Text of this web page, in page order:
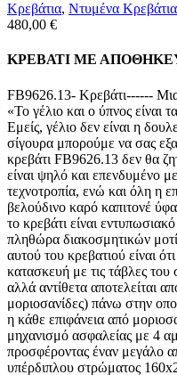
Κρεβάτια, Ντυμένα Κρεβάτια
480,00 €
ΚΡΕΒΑΤΙ ΜΕ
FB9626.13- Κρεβάτι------ Μια
«Το γέλιο και ο ύπνος
Εμείς, γέλιο δεν είναι η
σίγουρα μπορούμε να σας
κρεβάτι FB9626.13 δεν θα
είναι ψηλό και επενδυμένο
τεχνοτροπία, ενώ και όλη η
βελούδινο καρό καπιτονέ
το κρεβάτι είναι
πληθώρα διακοσμητικών
αυτού του κρεβατιού είναι
κατασκευή με τις τάβλες του
αλλά αντίθετα αποτελείται
μοριοσανίδες) πάνω στην
η κάθε επιφάνεια από
μηχανισμό ασφαλείας με 4
προσφέροντας έναν μεγάλο
υπέρδιπλου στρώματος